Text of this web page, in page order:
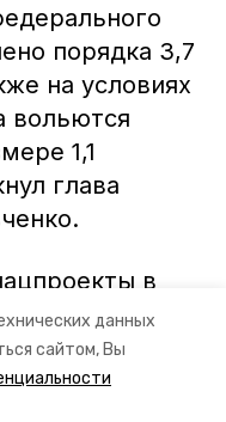
данных
сайтом, Вы
порядка 3,7
на условиях
вольются
1,1
глава
в
направят19